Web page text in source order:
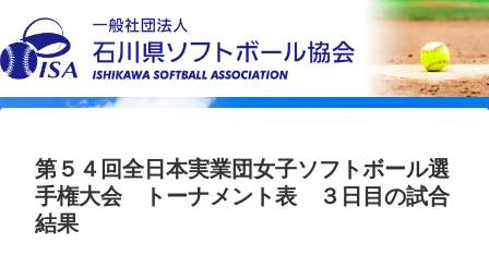
第５４回全日本実業団女子ソフトボール選
手権大会 トーナメント表 ３日目の試合
結果